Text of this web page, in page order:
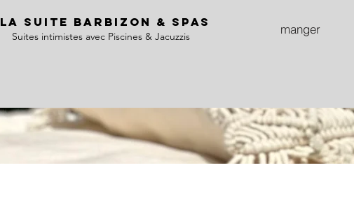
LA SUITE BARBIZON & SPAS
Suites intimistes avec Piscines & Jacuzzis
manger